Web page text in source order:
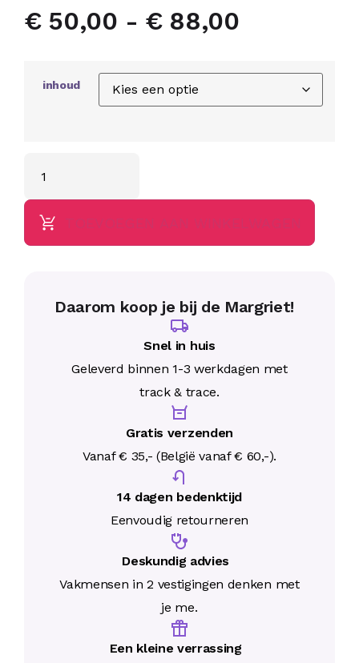
€50,00 - €88,00
inhoud
Daarom koop je bij de Margriet!
Snel in huis
Geleverd binnen 1-3 werkdagen met
track & trace.
Gratis verzenden
Vanaf € 35,- (België vanaf € 60,-).
14 dagen bedenktijd
Eenvoudig retourneren
Deskundig advies
Vakmensen in 2 vestigingen denken met
je me.
Een kleine verrassing